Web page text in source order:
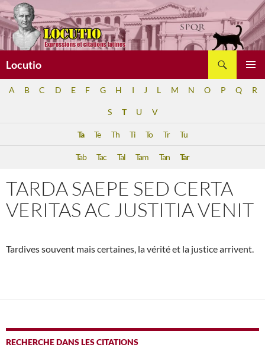
Aller
au
contenu
Locutio
A B C D E F G H I J L M N O P Q R
S T U V
Ta Te Th Ti To Tr Tu
Tab Tac Tal Tam Tan Tar
TARDA SAEPE SED CERTA
VERITAS AC JUSTITIA VENIT
Tardives souvent mais certaines, la vérité et la justice arrivent.
RECHERCHE DANS LES CITATIONS